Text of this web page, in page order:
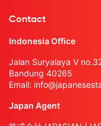
Contact
Indonesia Office
Jalan Suryalaya V
Bandung 40265
Email:
Japan Agent